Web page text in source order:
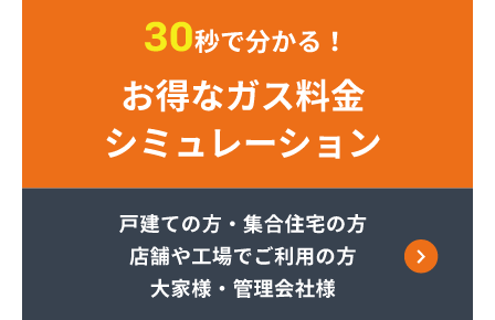
ガステックサービス株式会社 尾張支店 春日井営
ガステックサービス株式会社 豊川営業所
カネテン商店
サーラプラザ蒲郡
サンダイ燃料店